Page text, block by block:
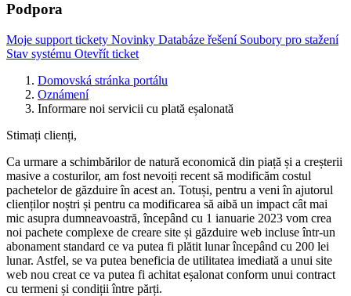
Podpora
Moje support tickety Novinky Databáze řešení Soubory pro stažení
Stav systému Otevřít ticket
Domovská stránka portálu
Oznámení
Informare noi servicii cu plată eșalonată
Stimați clienți,
Ca urmare a schimbărilor de natură economică din piață și a creșterii
masive a costurilor, am fost nevoiți recent să modificăm costul
pachetelor de găzduire în acest an. Totuși, pentru a veni în ajutorul
clienților noștri și pentru ca modificarea să aibă un impact cât mai
mic asupra dumneavoastră, începând cu 1 ianuarie 2023 vom crea
noi pachete complexe de creare site și găzduire web incluse într-un
abonament standard ce va putea fi plătit lunar începând cu 200 lei
lunar. Astfel, se va putea beneficia de utilitatea imediată a unui site
web nou creat ce va putea fi achitat eșalonat conform unui contract
cu termeni și condiții între părți.